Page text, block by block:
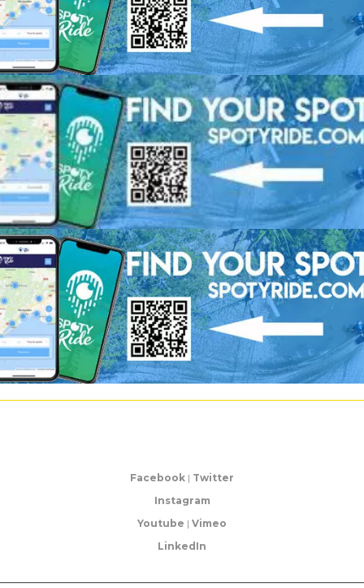
Facebook | Twitter
Instagram
Youtube | Vimeo
LinkedIn